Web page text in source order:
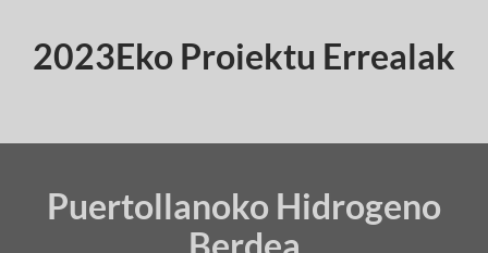
2023Eko Proiektu Errealak
Puertollanoko Hidrogeno